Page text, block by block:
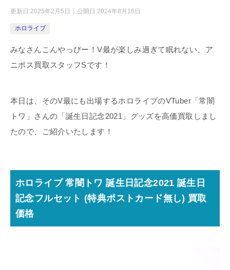
更新日:2025年2月5日 公開日:2024年8月16日
ホロライブ
みなさんこんやっぴー！V最が楽しみ過ぎて眠れない、ア
ニポス買取スタッフSです！
本日は、そのV最にも出場するホロライブのVTuber「常闇
トワ」さんの「誕生日記念2021」グッズを高価買取しまし
たので、ご紹介いたします！
ホロライブ 常闇トワ 誕生日記念2021 誕生日
記念フルセット (特典ポストカード無し) 買取
価格